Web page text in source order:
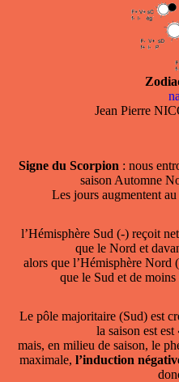
Jean Pierre
Signe du Scorpion : nous
saison Automne
Les jours augmentent
l’Hémisphère Sud (-) reçoit
que le Nord et
alors que l’Hémisphère Nord
que le Sud et de
Le pôle majoritaire (Sud) est
la saison est est
mais, en milieu de saison, le
maximale, l’induction